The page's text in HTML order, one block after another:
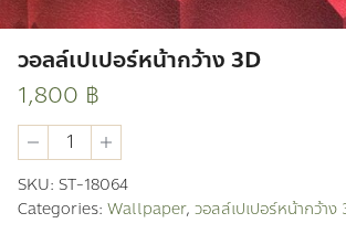
วอลล์เปเปอร์หน้ากว้าง 3D
1,800 ฿
วอ
ลล์
เปเปอร์
หน้า
กว้าง
SKU: ST-18064
Categories: Wallpaper, วอลล์เปเปอร์หน้ากว้าง